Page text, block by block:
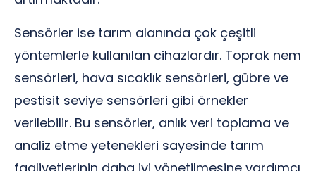
Sensörler ise tarım alanında çok çeşitli
yöntemlerle kullanılan cihazlardır. Toprak nem
sensörleri, hava sıcaklık sensörleri, gübre ve
pestisit seviye sensörleri gibi örnekler
verilebilir. Bu sensörler, anlık veri toplama ve
analiz etme yetenekleri sayesinde tarım